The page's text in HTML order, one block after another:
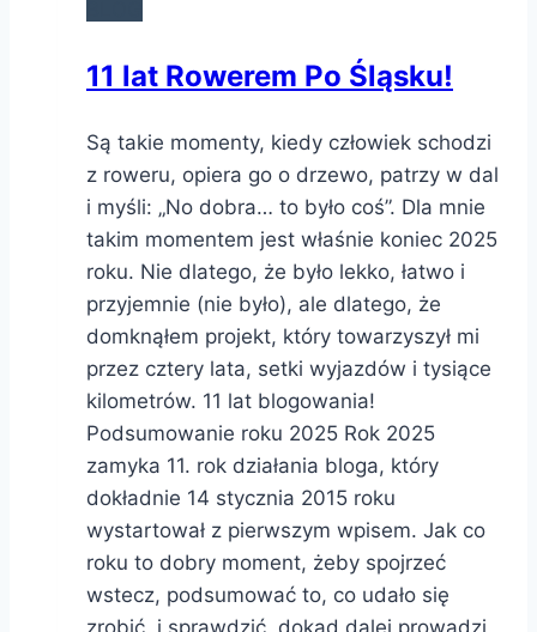
11 lat Rowerem Po Śląsku!
Są takie momenty, kiedy człowiek schodzi
z roweru, opiera go o drzewo, patrzy w dal
i myśli: „No dobra… to było coś”. Dla mnie
takim momentem jest właśnie koniec 2025
roku. Nie dlatego, że było lekko, łatwo i
przyjemnie (nie było), ale dlatego, że
domknąłem projekt, który towarzyszył mi
przez cztery lata, setki wyjazdów i tysiące
kilometrów. 11 lat blogowania!
Podsumowanie roku 2025 Rok 2025
zamyka 11. rok działania bloga, który
dokładnie 14 stycznia 2015 roku
wystartował z pierwszym wpisem. Jak co
roku to dobry moment, żeby spojrzeć
wstecz, podsumować to, co udało się
zrobić, i sprawdzić, dokąd dalej prowadzi